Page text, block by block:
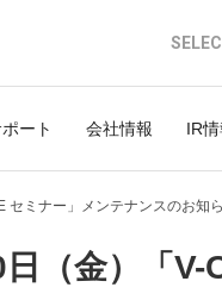
ート 会社情報 IR
セミナー」メンテナンスのお知
（金）「